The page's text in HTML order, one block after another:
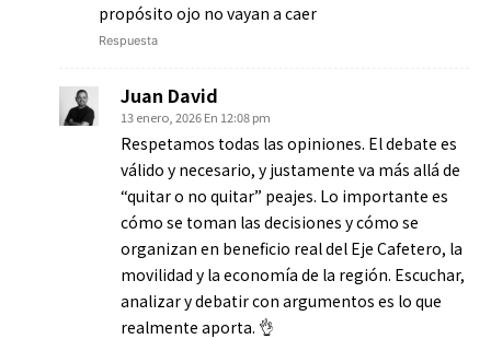
propósito ojo no vayan a caer
Respuesta
Juan David
13 enero, 2026 En 12:08 pm
Respetamos todas las opiniones. El debate es
válido y necesario, y justamente va más allá de
“quitar o no quitar” peajes. Lo importante es
cómo se toman las decisiones y cómo se
organizan en beneficio real del Eje Cafetero, la
movilidad y la economía de la región. Escuchar,
analizar y debatir con argumentos es lo que
realmente aporta. 👌